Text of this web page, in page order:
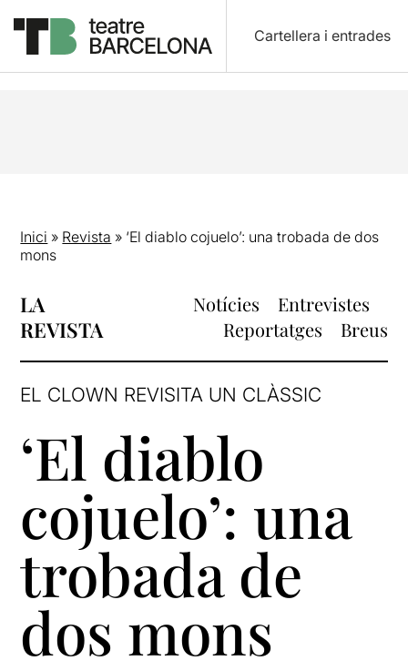
Cartellera i entrades
Inici » Revista » ‘El diablo cojuelo’: una trobada de dos
mons
LA
REVISTA
Notícies
Entrevistes
Reportatges
Breus
EL CLOWN REVISITA UN CLÀSSIC
‘El diablo
cojuelo’: una
trobada de
dos mons